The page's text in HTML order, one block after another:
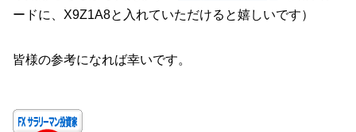
ードに、X9Z1A8と入れていただけると嬉しいです）
皆様の参考になれば幸いです。